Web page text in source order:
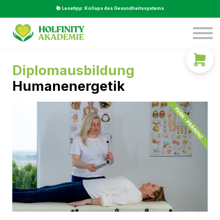
📚 Lesetipp: Kollaps des Gesundheitssystems
Service
Über Uns
LOGIN
Diplomausbildung
Humanenergetik